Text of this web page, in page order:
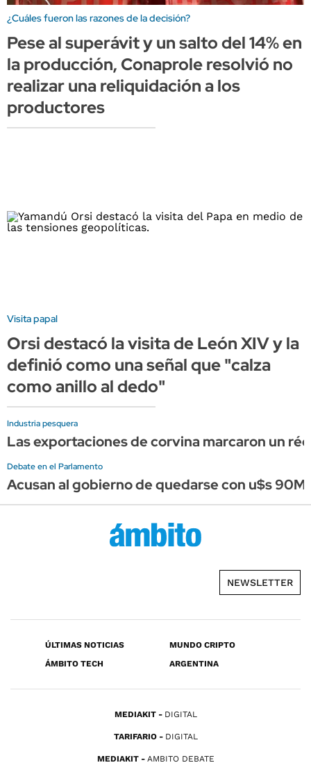
¿Cuáles fueron las razones de la decisión?
Pese al superávit y un salto del 14% en
la producción, Conaprole resolvió no
realizar una reliquidación a los
productores
Visita papal
Orsi destacó la visita de León XIV y la
definió como una señal que "calza
como anillo al dedo"
Industria pesquera
Las exportaciones de corvina marcaron un
Debate en el Parlamento
Acusan al gobierno de quedarse con u$s
NEWSLETTER
ÚLTIMAS NOTICIAS
MUNDO CRIPTO
ÁMBITO TECH
ARGENTINA
MEDIAKIT DIGITAL
TARIFARIO DIGITAL
MEDIAKIT AMBITO DEBATE